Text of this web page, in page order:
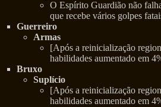
O Espírito Guardião não
que recebe vários golpes
Guerreiro
Armas
[Após a reinicialização
habilidades aumentado em
Bruxo
Suplício
[Após a reinicialização
habilidades aumentado em